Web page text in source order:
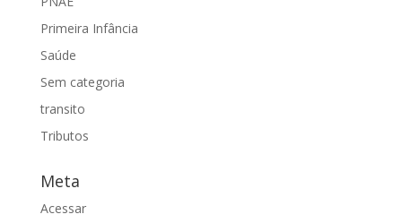
Primeira Infância
Saúde
Sem categoria
transito
Tributos
Meta
Acessar